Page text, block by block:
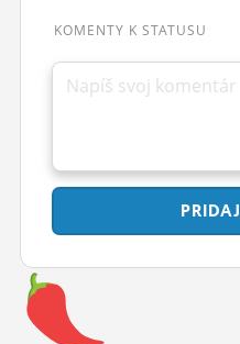
NASTAVENIA
ROLETA
KOMENTY K STATUSU
Napíš svoj komentár
PRIDAJ